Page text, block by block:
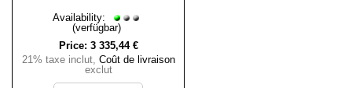
Availability:
(verfügbar)
Price: 3 335,44 €
21% taxe inclut, Coût de livraison
exclut